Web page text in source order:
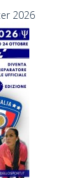
2026